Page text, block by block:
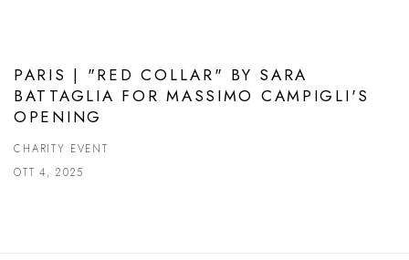
PARIS | "RED COLLAR" BY SARA
BATTAGLIA FOR MASSIMO CAMPIGLI'S
OPENING
CHARITY EVENT
OTT 4, 2025